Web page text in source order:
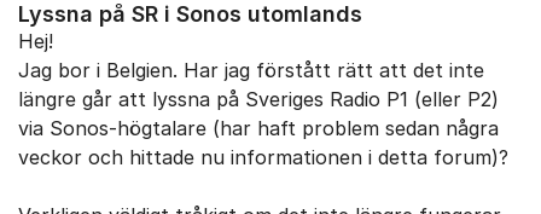
Lyssna på SR i Sonos utomlands
Hej!
Jag bor i Belgien. Har jag förstått rätt att det inte
längre går att lyssna på Sveriges Radio P1 (eller P2)
via Sonos-högtalare (har haft problem sedan några
veckor och hittade nu informationen i detta forum)?